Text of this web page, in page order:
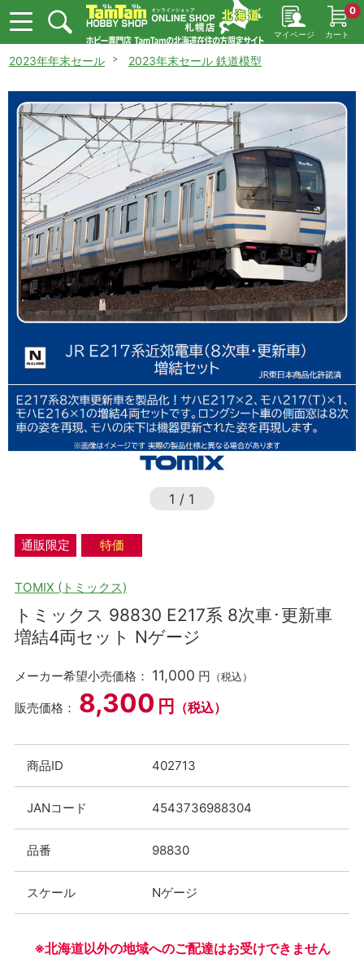
マイページ カート
0
2023年年末セール 2023年末セール 鉄道模型
1 / 1
通販限定 特価
TOMIX (トミックス)
トミックス 98830 E217系 8次車･更新車
増結4両セット Nゲージ
メーカー希望小売価格： 11,000 円 （税込）
販売価格： 8,300 円 （税込）
商品ID 402713
JANコード 4543736988304
品番 98830
スケール Nゲージ
※北海道以外の地域へのご配達はお受けできません